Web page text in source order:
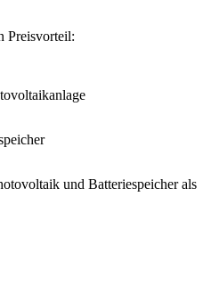
Preisvorteil:
und Batteriespeicher als